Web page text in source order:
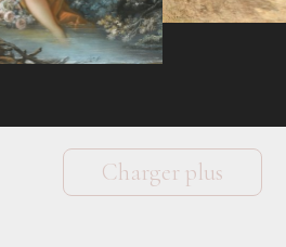
Charger plus